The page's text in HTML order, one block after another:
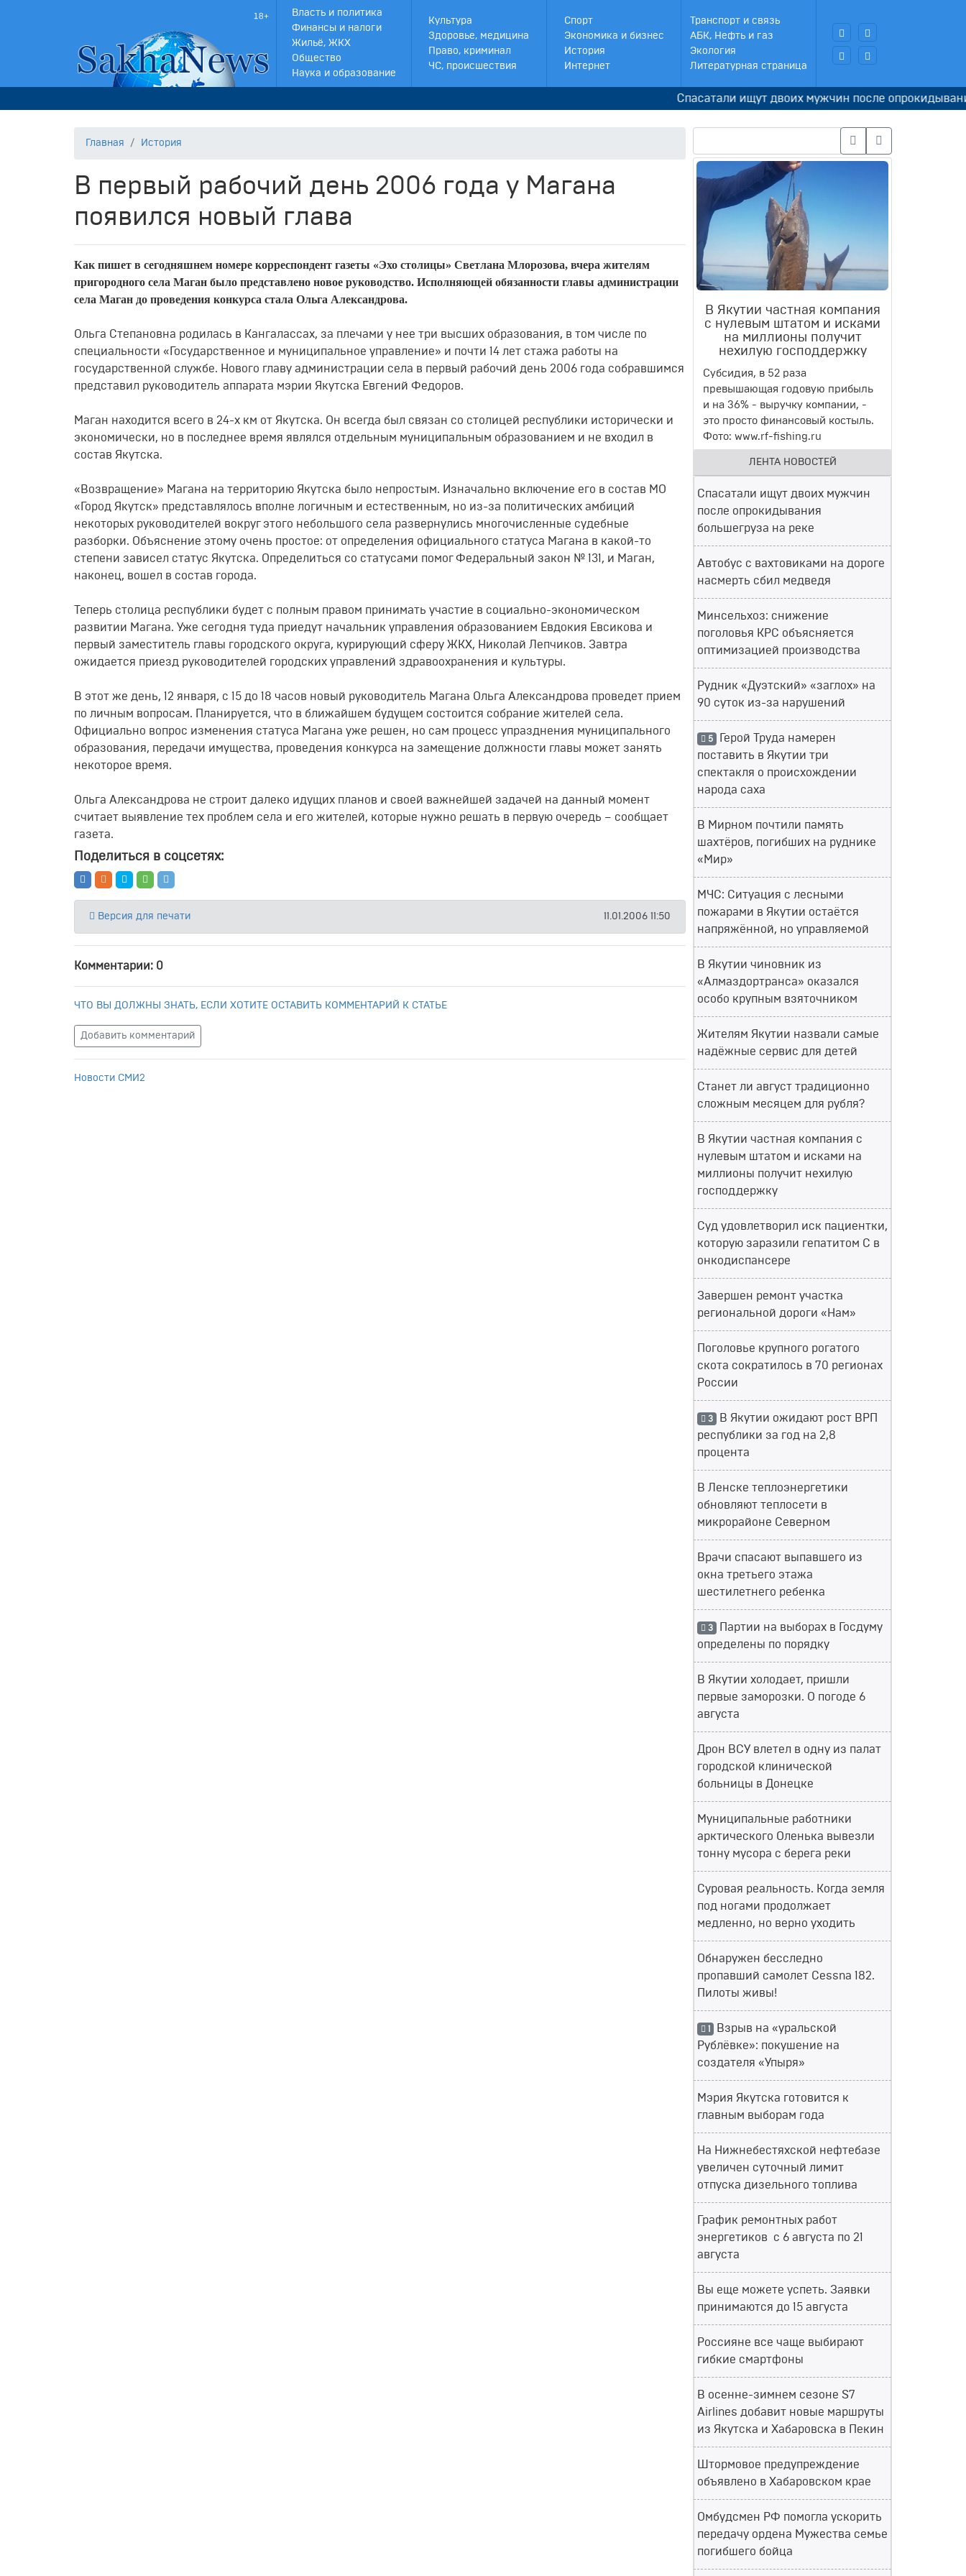
Власть и политика
Финансы и налоги
Жильё, ЖКХ
Общество
Наука и образование
Культура
Здоровье, медицина
Право, криминал
ЧС, происшествия
Спорт
Экономика и бизнес
История
Интернет
Транспорт и связь
АБК, Нефть и газ
Экология
Литературная страница
Спасатали ищут двоих мужчин после опрокидывания
Главная История
В первый рабочий день 2006 года у Магана
появился новый глава
Как пишет в сегодняшнем номере корреспондент газеты «Эхо столицы» Светлана Млорозова, вчера жителям
пригородного села Маган было представлено новое руководство. Исполняющей обязанности главы администрации
села Маган до проведения конкурса стала Ольга Александрова.
Ольга Степановна родилась в Кангалассах, за плечами у нее три высших образования, в том числе по
специальности «Государственное и муниципальное управление» и почти 14 лет стажа работы на
государственной службе. Нового главу администрации села в первый рабочий день 2006 года собравшимся
представил руководитель аппарата мэрии Якутска Евгений Федоров.
Маган находится всего в 24-х км от Якутска. Он всегда был связан со столицей республики исторически и
экономически, но в последнее время являлся отдельным муниципальным образованием и не входил в
состав Якутска.
«Возвращение» Магана на территорию Якутска было непростым. Изначально включение его в состав МО
«Город Якутск» представлялось вполне логичным и естественным, но из-за политических амбиций
некоторых руководителей вокруг этого небольшого села развернулись многочисленные судебные
разборки. Объяснение этому очень простое: от определения официального статуса Магана в какой-то
степени зависел статус Якутска. Определиться со статусами помог Федеральный закон № 131, и Маган,
наконец, вошел в состав города.
Теперь столица республики будет с полным правом принимать участие в социально-экономическом
развитии Магана. Уже сегодня туда приедут начальник управления образованием Евдокия Евсикова и
первый заместитель главы городского округа, курирующий сферу ЖКХ, Николай Лепчиков. Завтра
ожидается приезд руководителей городских управлений здравоохранения и культуры.
В этот же день, 12 января, с 15 до 18 часов новый руководитель Магана Ольга Александрова проведет прием
по личным вопросам. Планируется, что в ближайшем будущем состоится собрание жителей села.
Официально вопрос изменения статуса Магана уже решен, но сам процесс упразднения муниципального
образования, передачи имущества, проведения конкурса на замещение должности главы может занять
некоторое время.
Ольга Александрова не строит далеко идущих планов и своей важнейшей задачей на данный момент
считает выявление тех проблем села и его жителей, которые нужно решать в первую очередь – сообщает
газета.
Поделиться в соцсетях:
Версия для печати 11.01.2006 11:50
Комментарии: 0
ЧТО ВЫ ДОЛЖНЫ ЗНАТЬ, ЕСЛИ ХОТИТЕ ОСТАВИТЬ КОММЕНТАРИЙ К СТАТЬЕ
Добавить комментарий
Новости СМИ2
В Якутии частная компания
с нулевым штатом и исками
на миллионы получит
нехилую господдержку
Субсидия, в 52 раза
превышающая годовую прибыль
и на 36% - выручку компании, -
это просто финансовый костыль.
Фото: www.rf-fishing.ru
ЛЕНТА НОВОСТЕЙ
Спасатали ищут двоих мужчин
после опрокидывания
большегруза на реке
Автобус с вахтовиками на дороге
насмерть сбил медведя
Минсельхоз: снижение
поголовья КРС объясняется
оптимизацией производства
Рудник «Дуэтский» «заглох» на
90 суток из-за нарушений
5 Герой Труда намерен
поставить в Якутии три
спектакля о происхождении
народа саха
В Мирном почтили память
шахтёров, погибших на руднике
«Мир»
МЧС: Ситуация с лесными
пожарами в Якутии остаётся
напряжённой, но управляемой
В Якутии чиновник из
«Алмаздортранса» оказался
особо крупным взяточником
Жителям Якутии назвали самые
надёжные сервис для детей
Станет ли август традиционно
сложным месяцем для рубля?
В Якутии частная компания с
нулевым штатом и исками на
миллионы получит нехилую
господдержку
Суд удовлетворил иск пациентки,
которую заразили гепатитом С в
онкодиспансере
Завершен ремонт участка
региональной дороги «Нам»
Поголовье крупного рогатого
скота сократилось в 70 регионах
России
3 В Якутии ожидают рост ВРП
республики за год на 2,8
процента
В Ленске теплоэнергетики
обновляют теплосети в
микрорайоне Северном
Врачи спасают выпавшего из
окна третьего этажа
шестилетнего ребенка
3 Партии на выборах в Госдуму
определены по порядку
В Якутии холодает, пришли
первые заморозки. О погоде 6
августа
Дрон ВСУ влетел в одну из палат
городской клинической
больницы в Донецке
Муниципальные работники
арктического Оленька вывезли
тонну мусора с берега реки
Суровая реальность. Когда земля
под ногами продолжает
медленно, но верно уходить
Обнаружен бесследно
пропавший самолет Cessna 182.
Пилоты живы!
1 Взрыв на «уральской
Рублёвке»: покушение на
создателя «Упыря»
Мэрия Якутска готовится к
главным выборам года
На Нижнебестяхской нефтебазе
увеличен суточный лимит
отпуска дизельного топлива
График ремонтных работ
энергетиков с 6 августа по 21
августа
Вы еще можете успеть. Заявки
принимаются до 15 августа
Россияне все чаще выбирают
гибкие смартфоны
В осенне-зимнем сезоне S7
Airlines добавит новые маршруты
из Якутска и Хабаровска в Пекин
Штормовое предупреждение
объявлено в Хабаровском крае
Омбудсмен РФ помогла ускорить
передачу ордена Мужества семье
погибшего бойца